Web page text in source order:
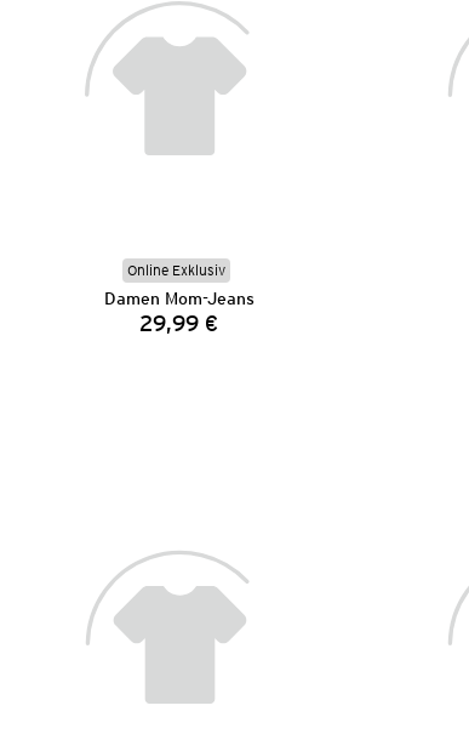
Online Exklusiv
Damen Mom-Jeans
Preis:
29,99 €